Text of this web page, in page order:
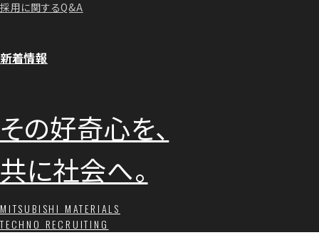
採用に関するQ&A
新着情報
その好奇心を、
共に社会へ。
MITSUBISHI MATERIALS
TECHNO RECRUITING